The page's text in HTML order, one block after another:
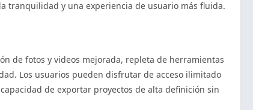
tranquilidad y una experiencia de usuario más fluida.
de fotos y videos mejorada, repleta de herramientas
Los usuarios pueden disfrutar de acceso ilimitado
de exportar proyectos de alta definición sin